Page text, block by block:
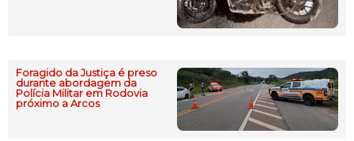
Foragido da Justiça é preso
durante abordagem da
Polícia Militar em Rodovia
próximo a Arcos